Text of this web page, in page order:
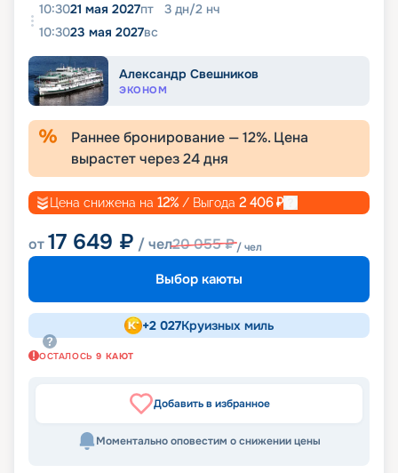
10:3021 мая 2027пт 3 дн/2 нч
10:3023 мая 2027вс
Александр Свешников
ЭКОНОМ
Раннее бронирование —12%. Цена
вырастет через24дня
Цена снижена на 12% / Выгода 2 406₽
от17 649 ₽ / чел20 055₽/ чел
Выбор каюты
+2 027Круизных миль
ОСТАЛОСЬ 9 КАЮТ
Добавить в избранное
Моментально оповестим о снижении цены